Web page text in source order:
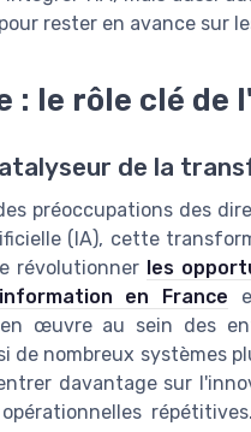
rester en avance sur
: le rôle clé de
de la
préoccupations des
(IA), cette
révolutionner les
en France
œuvre au sein des
de nombreux systèmes
davantage sur